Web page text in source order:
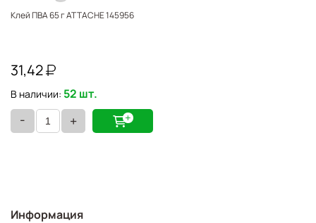
Клей ПВА 65 г ATTACHE 145956
31,42
В наличии: 52 шт.
- +
Информация